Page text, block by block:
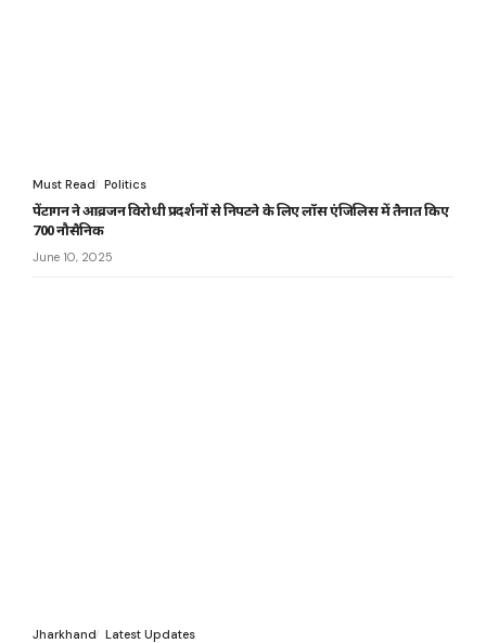
Must Read Politics
पेंटागन ने आव्रजन विरोधी प्रदर्शनों से निपटने के लिए लॉस एंजिलिस में तैनात किए
700 नौसैनिक
June 10, 2025
Jharkhand Latest Updates